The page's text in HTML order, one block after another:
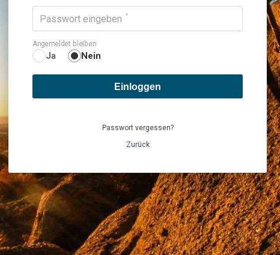
Passwort eingeben
Angemeldet bleiben
Ja Nein
Einloggen
Passwort vergessen?
Zurück